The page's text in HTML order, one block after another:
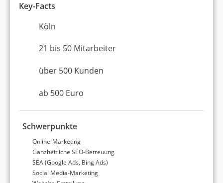
Key-Facts
Köln
21 bis 50 Mitarbeiter
über 500 Kunden
ab 500 Euro
Schwerpunkte
Online-Marketing
Ganzheitliche SEO-Betreuung
SEA (Google Ads, Bing Ads)
Social Media-Marketing